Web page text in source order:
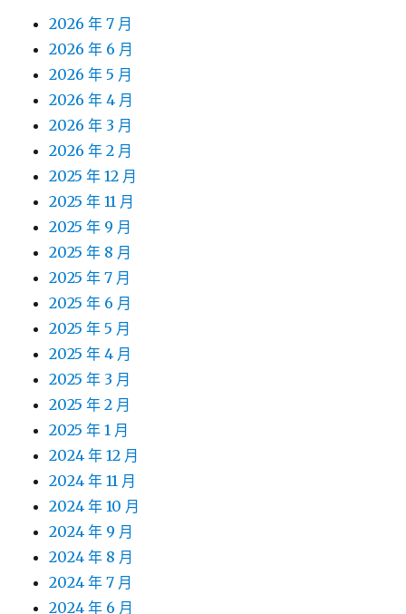
2026 年 7 月
2026 年 6 月
2026 年 5 月
2026 年 4 月
2026 年 3 月
2026 年 2 月
2025 年 12 月
2025 年 11 月
2025 年 9 月
2025 年 8 月
2025 年 7 月
2025 年 6 月
2025 年 5 月
2025 年 4 月
2025 年 3 月
2025 年 2 月
2025 年 1 月
2024 年 12 月
2024 年 11 月
2024 年 10 月
2024 年 9 月
2024 年 8 月
2024 年 7 月
2024 年 6 月